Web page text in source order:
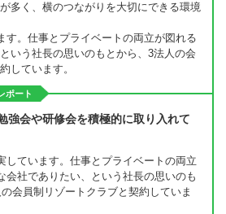
多く、横のつながりを大切にできる環境
す。仕事とプライベートの両立が図れる
いう社長の思いのもとから、3法人の会
しています。
ポート
強会や研修会を積極的に取り入れて
しています。仕事とプライベートの両立
会社でありたい、という社長の思いのも
会員制リゾートクラブと契約していま